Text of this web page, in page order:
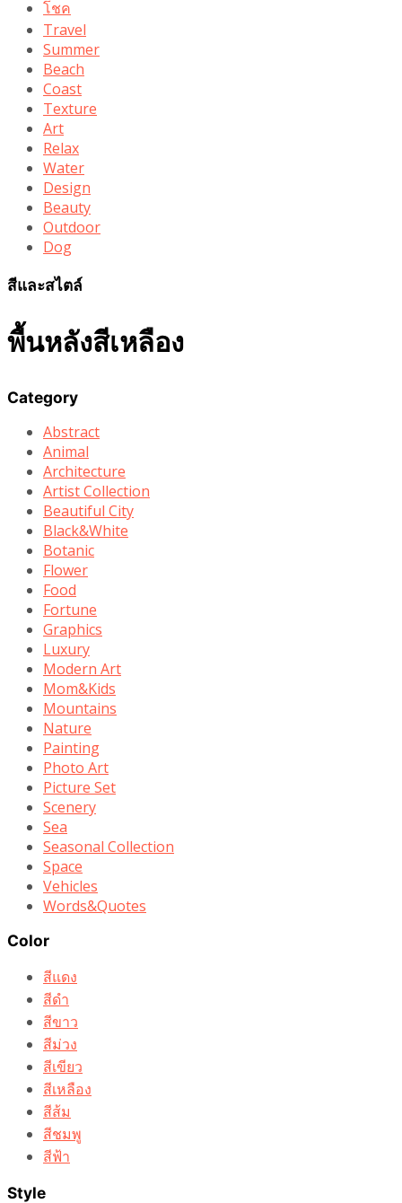
โชค
Travel
Summer
Beach
Coast
Texture
Art
Relax
Water
Design
Beauty
Outdoor
Dog
สีและสไตล์
พื้นหลังสีเหลือง
Category
Abstract
Animal
Architecture
Artist Collection
Beautiful City
Black&White
Botanic
Flower
Food
Fortune
Graphics
Luxury
Modern Art
Mom&Kids
Mountains
Nature
Painting
Photo Art
Picture Set
Scenery
Sea
Seasonal Collection
Space
Vehicles
Words&Quotes
Color
สีแดง
สีดำ
สีขาว
สีม่วง
สีเขียว
สีเหลือง
สีส้ม
สีชมพู
สีฟ้า
Style